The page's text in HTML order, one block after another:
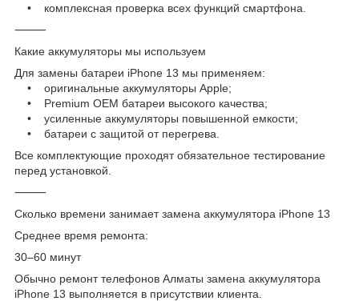
• комплексная проверка всех функций смартфона.
⸻
Какие аккумуляторы мы используем
Для замены батареи iPhone 13 мы применяем:
• оригинальные аккумуляторы Apple;
• Premium OEM батареи высокого качества;
• усиленные аккумуляторы повышенной емкости;
• батареи с защитой от перегрева.
Все комплектующие проходят обязательное тестирование
перед установкой.
⸻
Сколько времени занимает замена аккумулятора iPhone 13
Среднее время ремонта:
30–60 минут
Обычно ремонт телефонов Алматы замена аккумулятора
iPhone 13 выполняется в присутствии клиента.